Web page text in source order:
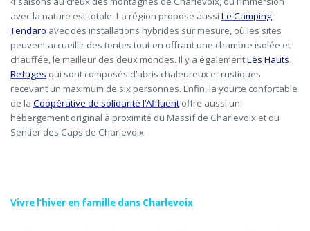
avec la nature est totale. La région propose aussi Le Camping
Tendaro avec des installations hybrides sur mesure, où les sites
peuvent accueillir des tentes tout en offrant une chambre isolée et
chauffée, le meilleur des deux mondes. Il y a égalementLes Hauts
Refuges qui sont composés d’abris chaleureux et rustiques
recevant un maximum de six personnes. Enfin, la yourte confortable
de la Coopérative de solidarité l’Affluent offre aussi un
hébergement original à proximité du Massif de Charlevoix et du
Sentier des Caps de Charlevoix.
Vivre l’hiver en famille dans Charlevoix